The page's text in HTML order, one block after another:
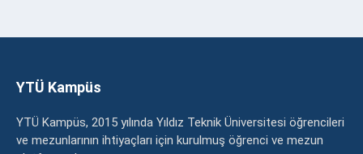
YTÜ Kampüs
YTÜ Kampüs, 2015 yılında Yıldız Teknik Üniversitesi öğrencileri
ve mezunlarının ihtiyaçları için kurulmuş öğrenci ve mezun